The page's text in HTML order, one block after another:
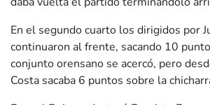
En el segundo cuarto los dirigidos por
continuaron al frente, sacando 10
conjunto orensano se acercó, pero
Costa sacaba 6 puntos sobre la